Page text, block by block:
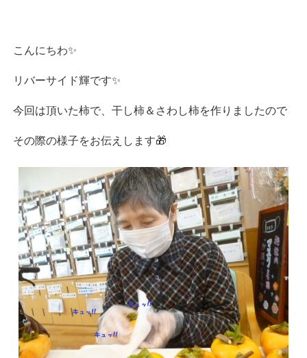
こんにちわ✨
リバーサイド輝です✨
今回は頂いた柿で、干し柿＆さわし柿を作りましたので
その際の様子をお伝えします🎁